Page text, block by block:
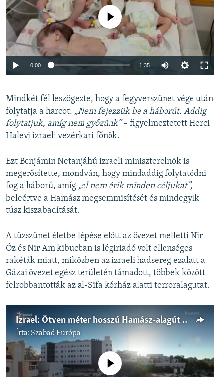
Auto 240p 360p 480p
720p
Jelenleg nincs elérhető tartalom
0:00 1:35
360p
480p
Mindkét fél leszögezte, hogy a fegyverszünet vége után
folytatja a harcot. „Nem fejezzük be a háborút. Addig
folytatjuk, amíg nem győzünk”– figyelmeztetett Herci
Halevi izraeli vezérkari főnök.
Ezt Benjámin Netanjáhú izraeli miniszterelnök is
megerősítette, mondván, hogy mindaddig folytatódni
fog a háború, amíg „el nem érik minden céljukat”,
beleértve a Hamász megsemmisítését és mindegyik
túsz kiszabadítását.
A tűzszünet életbe lépése előtt az övezet melletti Nir
Óz és Nir Am kibucban is légiriadó volt ellenséges
rakéták miatt, miközben az izraeli hadsereg ezalatt a
Gázai övezet egész területén támadott, többek között
felrobbantották az al-Sifa kórház alatti terroralagutat.
Izrael: Ötven méter hosszú Hamász-alagút húzódik az al-Sifa kórház alatt
Írta: Szabad Európa
Jelenleg nincs elérhető tartalom